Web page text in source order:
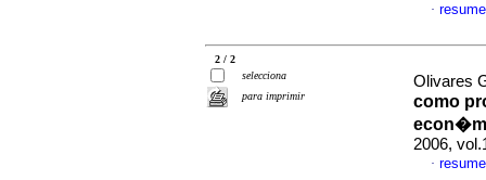
·
2 / 2
selecciona
para imprimir
Olivares
como
2006,
·